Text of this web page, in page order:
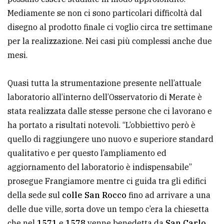
Mediamente se non ci sono particolari difficoltà dal
disegno al prodotto finale ci voglio circa tre settimane
per la realizzazione. Nei casi più complessi anche due
mesi.
Quasi tutta la strumentazione presente nell’attuale
laboratorio all’interno dell’Osservatorio di Merate è
stata realizzata dalle stesse persone che ci lavorano e
ha portato a risultati notevoli. “L’obbiettivo però è
quello di raggiungere uno nuovo e superiore standard
qualitativo e per questo l’ampliamento ed
aggiornamento del laboratorio è indispensabile”
prosegue Frangiamore mentre ci guida tra gli edifici
della sede sul colle San Rocco fino ad arrivare a una
delle due ville, sorta dove un tempo c’era la chiesetta